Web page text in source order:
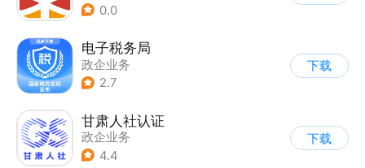
0.0
电子税务局
政企业务
2.7
下载
甘肃人社认证
政企业务
4.4
下载